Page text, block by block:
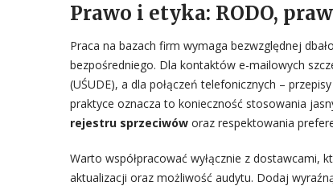
Prawo i etyka: RODO,
Praca na bazach firm wymaga bezwzględnej
bezpośredniego. Dla kontaktów e-mailowych
(UŚUDE), a dla połączeń telefonicznych – przepisy
praktyce oznacza to konieczność stosowania
rejestru sprzeciwów oraz respektowania
Warto współpracować wyłącznie z dostawcami,
aktualizacji oraz możliwość audytu. Dodaj